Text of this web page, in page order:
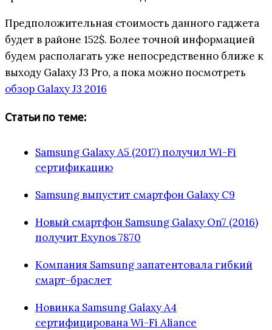
Предположительная стоимость данного гаджета
будет в районе 152$. Более точной информацией
будем располагать уже непосредственно ближе к
выходу Galaxy J3 Pro, а пока можно посмотреть
обзор Galaxy J3 2016
Статьи по теме:
Samsung Galaxy A5 (2017) получил Wi-Fi
сертификацию
Samsung выпустит смартфон Galaxy C9
Новый смартфон Samsung Galaxy On7 (2016)
получит Exynos 7870
Компания Samsung запатентовала гибкий
смарт-браслет
Новинка Samsung Galaxy A4
сертифицирована Wi-Fi Aliance